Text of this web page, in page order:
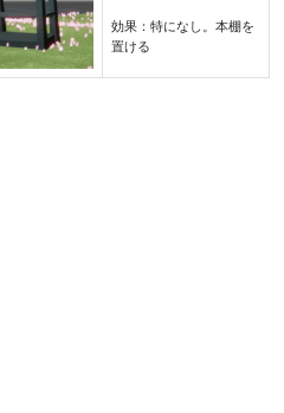
効果：特になし。本棚を
置ける